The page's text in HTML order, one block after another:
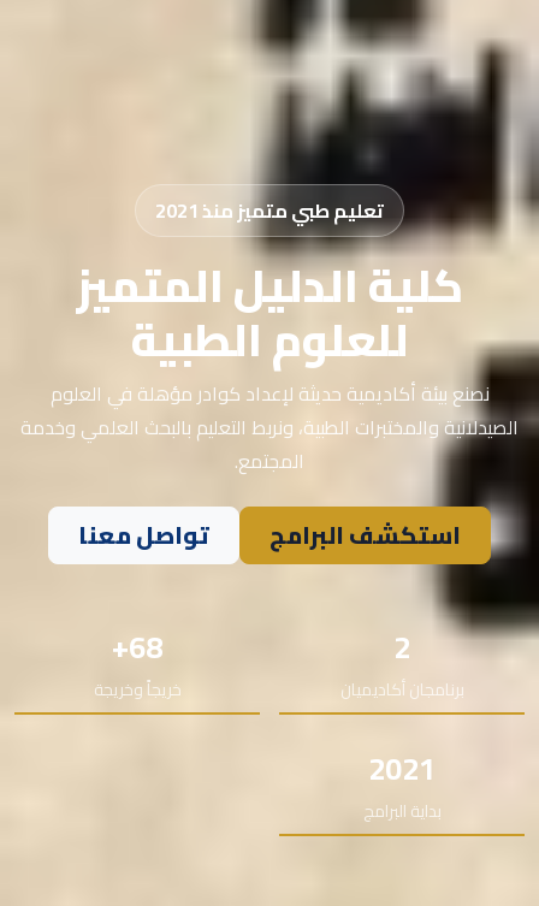
تعليم طبي متميز منذ 2021
كلية الدليل المتميز
للعلوم الطبية
نصنع بيئة أكاديمية حديثة لإعداد كوادر مؤهلة في العلوم
الصيدلانية والمختبرات الطبية، ونربط التعليم بالبحث العلمي وخدمة
المجتمع.
استكشف البرامج تواصل معنا
2
برنامجان أكاديميان
68+
خريجاً وخريجة
2021
بداية البرامج